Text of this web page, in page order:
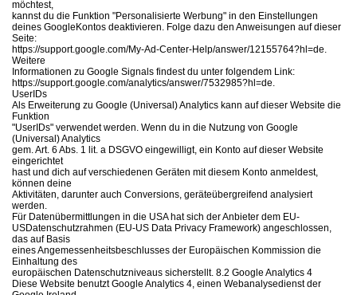
möchtest,
kannst du die Funktion "Personalisierte Werbung" in den Einstellungen
deines GoogleKontos deaktivieren. Folge dazu den Anweisungen auf dieser
Seite:
https://support.google.com/My-Ad-Center-Help/answer/12155764?hl=de.
Weitere
Informationen zu Google Signals findest du unter folgendem Link:
https://support.google.com/analytics/answer/7532985?hl=de.
UserIDs
Als Erweiterung zu Google (Universal) Analytics kann auf dieser Website die
Funktion
"UserIDs" verwendet werden. Wenn du in die Nutzung von Google
(Universal) Analytics
gem. Art. 6 Abs. 1 lit. a DSGVO eingewilligt, ein Konto auf dieser Website
eingerichtet
hast und dich auf verschiedenen Geräten mit diesem Konto anmeldest,
können deine
Aktivitäten, darunter auch Conversions, geräteübergreifend analysiert
werden.
Für Datenübermittlungen in die USA hat sich der Anbieter dem EU-
USDatenschutzrahmen (EU-US Data Privacy Framework) angeschlossen,
das auf Basis
eines Angemessenheitsbeschlusses der Europäischen Kommission die
Einhaltung des
europäischen Datenschutzniveaus sicherstellt. 8.2 Google Analytics 4
Diese Website benutzt Google Analytics 4, einen Webanalysedienst der